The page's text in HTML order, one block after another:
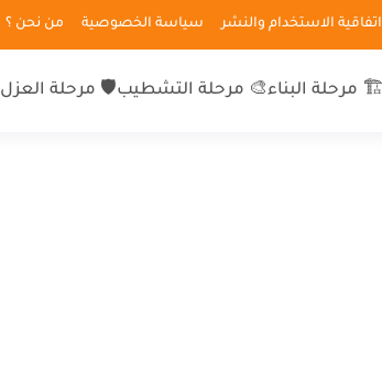
اتفاقية الاستخدام والنشر سياسة الخصوصية من نحن ؟
🏗 مرحلة البناء🎨 مرحلة التشطيب🛡 مرحلة العزل